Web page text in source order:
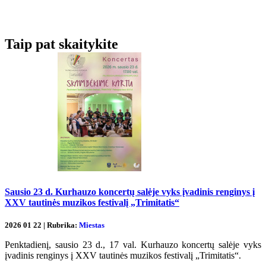
Taip pat skaitykite
Sausio 23 d. Kurhauzo koncertų salėje vyks įvadinis renginys į
XXV tautinės muzikos festivalį „Trimitatis“
2026 01 22 | Rubrika: Miestas
Penktadienį, sausio 23 d., 17 val. Kurhauzo koncertų salėje vyks
įvadinis renginys į XXV tautinės muzikos festivalį „Trimitatis“.